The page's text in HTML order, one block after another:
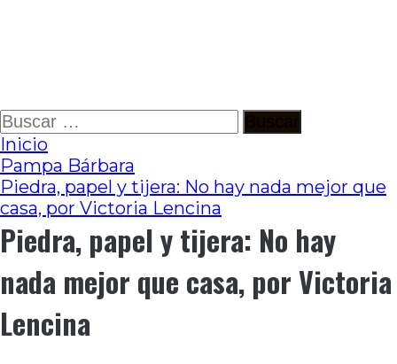
Ir
al
contenido
Buscar:
Inicio
Pampa Bárbara
Piedra, papel y tijera: No hay nada mejor que
casa, por Victoria Lencina
Piedra, papel y tijera: No hay
nada mejor que casa, por Victoria
Lencina